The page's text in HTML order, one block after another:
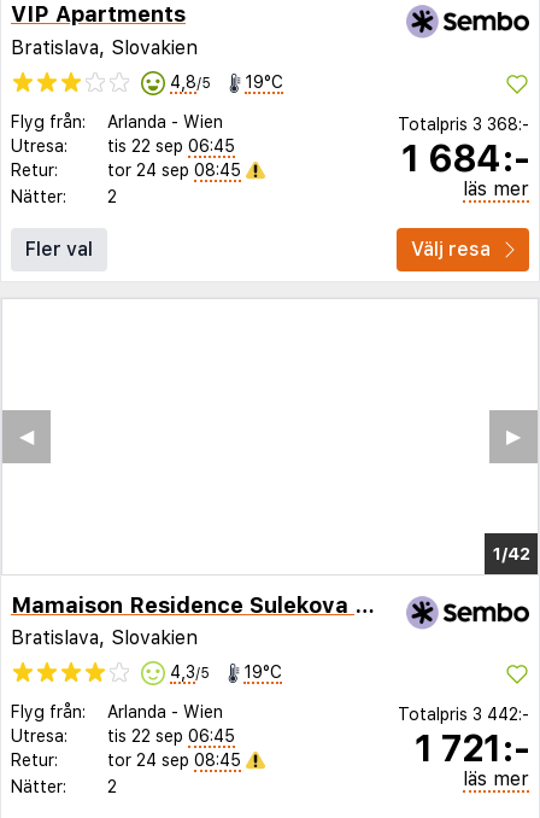
VIP Apartments
Bratislava, Slovakien
4,8/5 19°C
Flyg från: Arlanda - Wien
Utresa:
tis 22 sep 06:45
Retur:
tor 24 sep 08:45
Nätter:
2
Totalpris 3 368:-
1 684:-
läs mer
Fler val Välj resa
1/38
▶︎
◀︎
Mamaison Residence Sulekova Bratislava
Bratislava, Slovakien
4,3/5 19°C
Flyg från: Arlanda - Wien
Utresa:
tis 22 sep 06:45
Retur:
tor 24 sep 08:45
Nätter:
2
Totalpris 3 442:-
1 721:-
läs mer